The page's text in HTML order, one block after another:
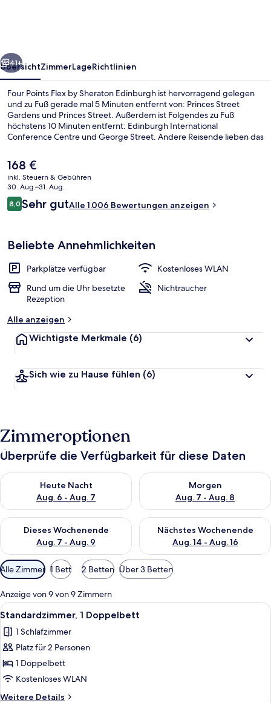
Weiter
41+
ÜbersichtZimmerLageRichtlinien
Four Points Flex by Sheraton Edinburgh ist hervorragend gelegen
und zu Fuß gerade mal 5 Minuten entfernt von: Princes Street
Gardens und Princes Street. Außerdem ist Folgendes zu Fuß
höchstens 10 Minuten entfernt: Edinburgh International
Conference Centre und George Street. Andere Reisende lieben das
Verkehrsmittel sind nur einen kurzen Fußmarsch entfernt: Zur
Straßenbahnhaltestelle Princes Street sind es 9 Minuten und zur
Straßenbahnhaltestelle Haymarket 10 Minuten.
Der
aktuelle
Preis
beträgt
168 €.
168 €
inkl. Steuern & Gebühren
30. Aug.–31. Aug.
Bewertungen
8,08,0 von 10.
Sehr gutAlle 1.006 Bewertungen anzeigen
Beliebte Annehmlichkeiten
Parkplätze verfügbar
Kostenloses WLAN
Rund um die Uhr besetzte
Rezeption
Nichtraucher
Alle anzeigen
Wichtigste Merkmale (6)
Sich wie zu Hause fühlen (6)
Zimmeroptionen
Überprüfe die Verfügbarkeit für diese Daten
Heute Nacht
Aug. 6 - Aug. 7
Überprüfe die Verfügbarkeit für heute Nacht, Aug. 6 - Aug. 7.
Morgen
Aug. 7 - Aug. 8
Überprüfe die Verfügbarkeit
Dieses Wochenende
Aug. 7 - Aug. 9
Überprüfe die Verfügbarkeit für dieses Wochenende, Aug. 7
Nächstes Wochenende
Aug. 14 - Aug. 16
Überprüfe die Verfügbarkeit
Verfügbare
Filter
für
Zimmer
Alle Zimmer 1 Bett 2 Betten Über 3 Betten
Anzeige von 9 von 9 Zimmern
Alle
Fotos
für
Standardzimmer,
1
Doppelbett
anzeigen
Ein Hotelzimmer mit einem großen
13
Standardzimmer, 1 Doppelbett
1 Schlafzimmer
Platz für 2 Personen
1 Doppelbett
Kostenloses WLAN
Weitere Details
Weitere